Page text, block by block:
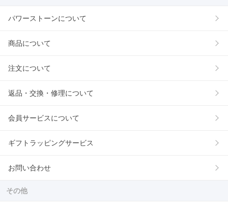
パワーストーンについて
商品について
注文について
返品・交換・修理について
会員サービスについて
ギフトラッピングサービス
お問い合わせ
その他